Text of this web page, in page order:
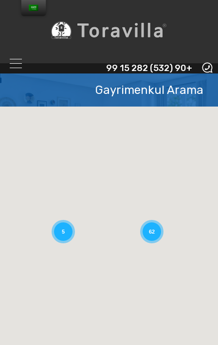
+90 (532) 282 15 99
Gayrimenkul Arama
5 62